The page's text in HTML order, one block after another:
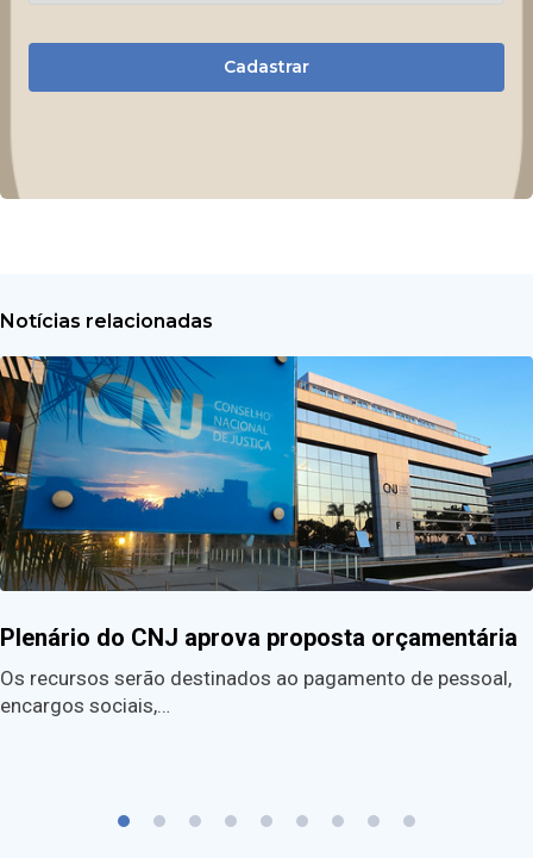
Cadastrar
Notícias relacionadas
Plenário do CNJ aprova proposta orçamentária
Os recursos serão destinados ao pagamento de pessoal,
encargos sociais,…